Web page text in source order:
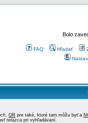
Bolo
FAQ Hľadať
OR pre také, ktoré tam môžu byť a
reťazca pri vyhľadávaní.